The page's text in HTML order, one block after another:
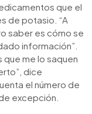
que el
de potasio. “A
saber es cómo se
información”.
que me lo saquen
dice
el número de
excepción.